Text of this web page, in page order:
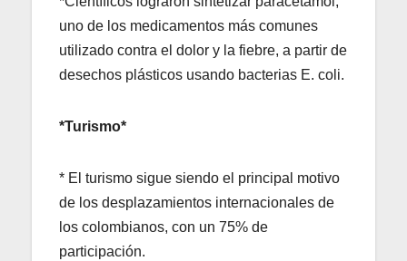
uno de los medicamentos más comunes
utilizado contra el dolor y la fiebre, a partir de
desechos plásticos usando bacterias E. coli.
*Turismo*
* El turismo sigue siendo el principal motivo
de los desplazamientos internacionales de
los colombianos, con un 75% de
participación.